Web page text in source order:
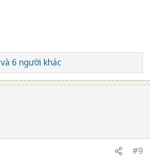
và 6 người khác
#9